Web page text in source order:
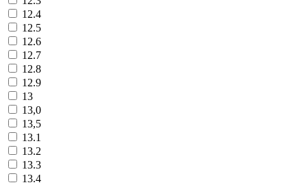
12.4
12.5
12.6
12.7
12.8
12.9
13
13,0
13,5
13.1
13.2
13.3
13.4